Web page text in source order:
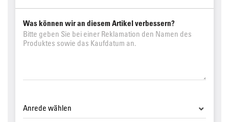
Was können wir an diesem Artikel verbessern?